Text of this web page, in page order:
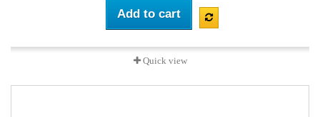
Add to cart
Quick view